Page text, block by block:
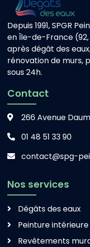
Depuis 1991, SPGR
en Île-de-France
après dégât des
rénovation de murs,
sous 24h.
Contact
266 Avenue
01 48 51 33 90
contact@spg-
Nos services
Dégâts des eaux
Peinture intérieure
Revêtements